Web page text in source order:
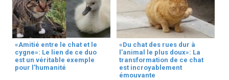
«Amitié entre le chat et le
cygne»: Le lien de ce duo
est un véritable exemple
pour l’humanité
«Du chat des rues dur à
l’animal le plus doux»: La
transformation de ce chat
est incroyablement
émouvante